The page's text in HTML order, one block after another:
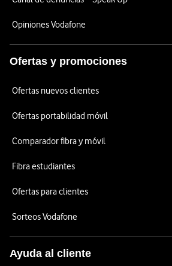
Opiniones Vodafone
Ofertas y promociones
Ofertas nuevos clientes
Ofertas portabilidad móvil
Comparador fibra y móvil
Fibra estudiantes
Ofertas para clientes
Sorteos Vodafone
Ayuda al cliente